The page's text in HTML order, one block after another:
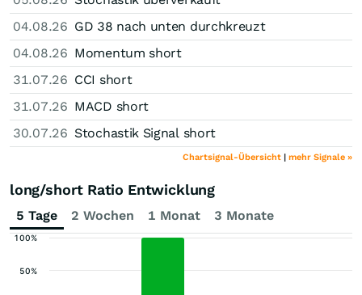
04.08.26 GD 38 nach unten durchkreuzt
04.08.26 Momentum short
31.07.26 CCI short
31.07.26 MACD short
30.07.26 Stochastik Signal short
Chartsignal-Übersicht | mehr Signale »
long/short Ratio Entwicklung
5 Tage 2 Wochen 1 Monat 3 Monate
50%
100%